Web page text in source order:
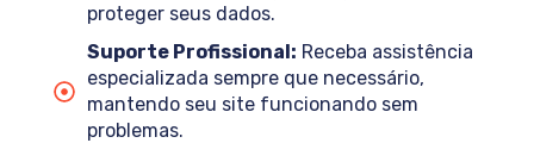
proteger seus dados.
Suporte Profissional: Receba assistência
especializada sempre que necessário,
mantendo seu site funcionando sem
problemas.